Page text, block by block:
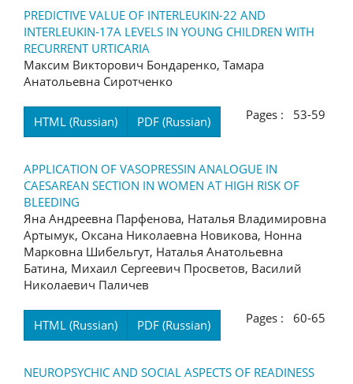
PREDICTIVE VALUE OF INTERLEUKIN-22 AND
INTERLEUKIN-17А LEVELS IN YOUNG CHILDREN WITH
RECURRENT URTICARIA
Максим Викторович Бондаренко, Тамара
Анатольевна Сиротченко
HTML (Russian) PDF (Russian) Pages : 53-59
APPLICATION OF VASOPRESSIN ANALOGUE IN
CAESAREAN SECTION IN WOMEN AT HIGH RISK OF
BLEEDING
Яна Андреевна Парфенова, Наталья Владимировна
Артымук, Оксана Николаевна Новикова, Нонна
Марковна Шибельгут, Наталья Анатольевна
Батина, Михаил Сергеевич Просветов, Василий
Николаевич Паличев
HTML (Russian) PDF (Russian) Pages : 60-65
NEUROPSYCHIC AND SOCIAL ASPECTS OF READINESS